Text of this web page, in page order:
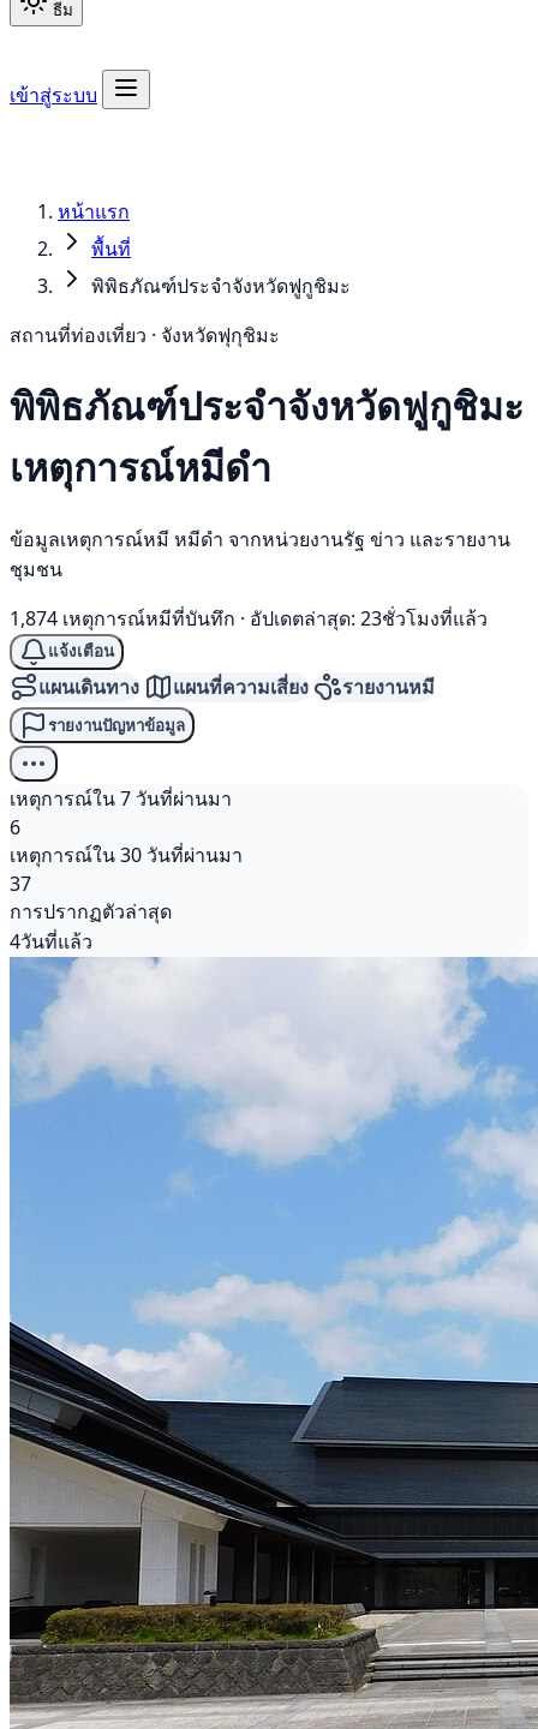
ธีม
เข้าสู่ระบบ
หน้าแรก
พื้นที่
พิพิธภัณฑ์ประจำจังหวัดฟูกูชิมะ
สถานที่ท่องเที่ยว · จังหวัดฟุกุชิมะ
พิพิธภัณฑ์ประจำจังหวัดฟูกูชิมะ
เหตุการณ์หมีดำ
ข้อมูลเหตุการณ์หมี หมีดำ จากหน่วยงานรัฐ ข่าว และรายงาน
ชุมชน
1,874 เหตุการณ์หมีที่บันทึก · อัปเดตล่าสุด: 23ชั่วโมงที่แล้ว
แจ้งเตือน
แผนเดินทาง แผนที่ความเสี่ยง รายงานหมี
รายงานปัญหาข้อมูล
เหตุการณ์ใน 7 วันที่ผ่านมา
6
เหตุการณ์ใน 30 วันที่ผ่านมา
37
การปรากฏตัวล่าสุด
4วันที่แล้ว